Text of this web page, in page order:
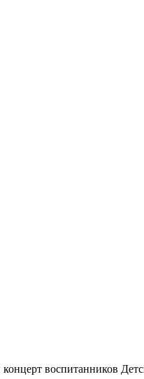
воспитанников